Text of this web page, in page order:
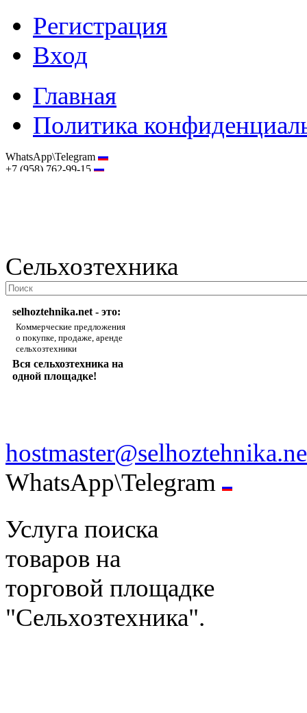
Регистрация
Вход
Главная
Политика
WhatsApp\Telegram
+7 (958) 762-99-15
Сельхозтехника
selhoztehnika.net - это:
Коммерческие предложения
о покупке, продаже, аренде
сельхозтехники
Вся сельхозтехника на
одной площадке!
WhatsApp\Telegram
Услуга поиска
товаров на
торговой площадке
"Сельхозтехника".